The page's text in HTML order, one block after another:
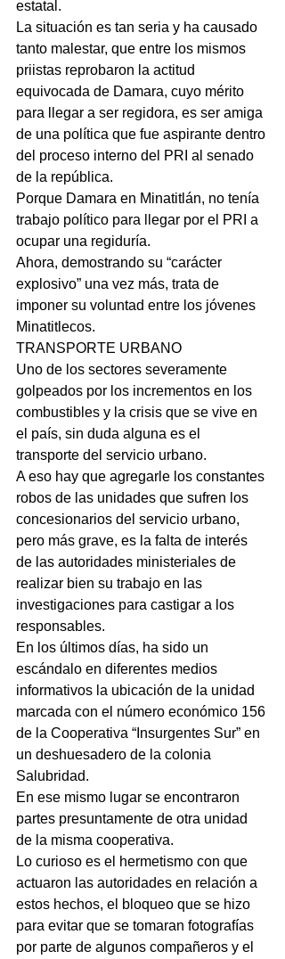
estatal.
La situación es tan seria y ha causado
tanto malestar, que entre los mismos
priistas reprobaron la actitud
equivocada de Damara, cuyo mérito
para llegar a ser regidora, es ser amiga
de una política que fue aspirante dentro
del proceso interno del PRI al senado
de la república.
Porque Damara en Minatitlán, no tenía
trabajo político para llegar por el PRI a
ocupar una regiduría.
Ahora, demostrando su “carácter
explosivo” una vez más, trata de
imponer su voluntad entre los jóvenes
Minatitlecos.
TRANSPORTE URBANO
Uno de los sectores severamente
golpeados por los incrementos en los
combustibles y la crisis que se vive en
el país, sin duda alguna es el
transporte del servicio urbano.
A eso hay que agregarle los constantes
robos de las unidades que sufren los
concesionarios del servicio urbano,
pero más grave, es la falta de interés
de las autoridades ministeriales de
realizar bien su trabajo en las
investigaciones para castigar a los
responsables.
En los últimos días, ha sido un
escándalo en diferentes medios
informativos la ubicación de la unidad
marcada con el número económico 156
de la Cooperativa “Insurgentes Sur” en
un deshuesadero de la colonia
Salubridad.
En ese mismo lugar se encontraron
partes presuntamente de otra unidad
de la misma cooperativa.
Lo curioso es el hermetismo con que
actuaron las autoridades en relación a
estos hechos, el bloqueo que se hizo
para evitar que se tomaran fotografías
por parte de algunos compañeros y el